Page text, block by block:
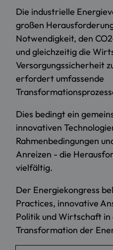
Die industrielle
großen
Notwendigkeit, den
und gleichzeitig die
Versorgungssicherheit
erfordert umfassende
Dies bedingt ein
innovativen
Rahmenbedingungen
Anreizen - die
vielfältig.
Der Energiekongress
Practices, innovative
Politik und Wirtschaft
Transformation der